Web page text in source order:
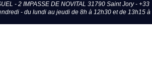
- 2 IMPASSE DE NOVITAL 31790 Saint Jory - +33
- du lundi au jeudi de 8h à 12h30 et de 13h15 à